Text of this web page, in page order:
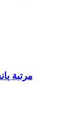
مرتبة